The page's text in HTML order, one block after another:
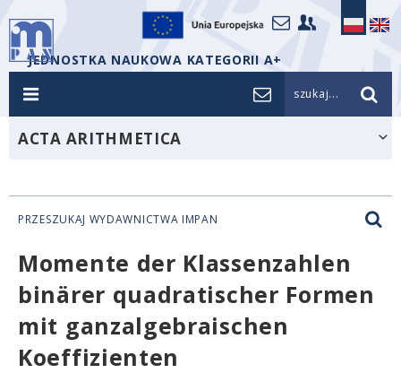
JEDNOSTKA NAUKOWA KATEGORII A+
szukaj...
ACTA ARITHMETICA
PRZESZUKAJ WYDAWNICTWA IMPAN
Momente der Klassenzahlen
binärer quadratischer Formen
mit ganzalgebraischen
Koeffizienten